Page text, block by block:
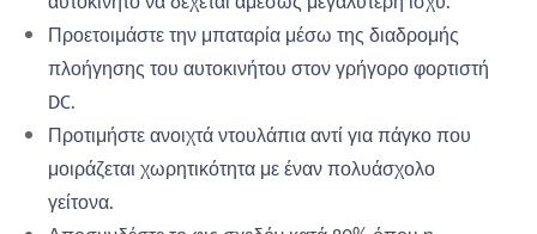
Προετοιμάστε την μπαταρία μέσω της διαδρομής
πλοήγησης του αυτοκινήτου στον γρήγορο φορτιστή
DC.
Προτιμήστε ανοιχτά ντουλάπια αντί για πάγκο που
μοιράζεται χωρητικότητα με έναν πολυάσχολο
γείτονα.